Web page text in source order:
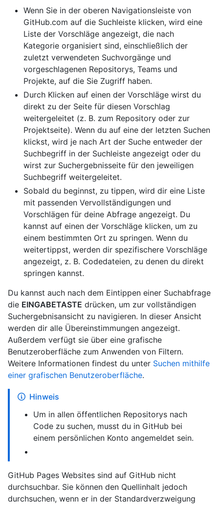
Wenn Sie in der oberen Navigationsleiste von
GitHub.com auf die Suchleiste klicken, wird eine
Liste der Vorschläge angezeigt, die nach
Kategorie organisiert sind, einschließlich der
zuletzt verwendeten Suchvorgänge und
vorgeschlagenen Repositorys, Teams und
Projekte, auf die Sie Zugriff haben.
Durch Klicken auf einen der Vorschläge wirst du
direkt zu der Seite für diesen Vorschlag
weitergeleitet (z. B. zum Repository oder zur
Projektseite). Wenn du auf eine der letzten Suchen
klickst, wird je nach Art der Suche entweder der
Suchbegriff in der Suchleiste angezeigt oder du
wirst zur Suchergebnisseite für den jeweiligen
Suchbegriff weitergeleitet.
Sobald du beginnst, zu tippen, wird dir eine Liste
mit passenden Vervollständigungen und
Vorschlägen für deine Abfrage angezeigt. Du
kannst auf einen der Vorschläge klicken, um zu
einem bestimmten Ort zu springen. Wenn du
weitertippst, werden dir spezifischere Vorschläge
angezeigt, z. B. Codedateien, zu denen du direkt
springen kannst.
Du kannst auch nach dem Eintippen einer Suchabfrage
die EINGABETASTE drücken, um zur vollständigen
Suchergebnisansicht zu navigieren. In dieser Ansicht
werden dir alle Übereinstimmungen angezeigt.
Außerdem verfügt sie über eine grafische
Benutzeroberfläche zum Anwenden von Filtern.
Weitere Informationen findest du unter Suchen mithilfe
einer grafischen Benutzeroberfläche.
Hinweis
Um in allen öffentlichen Repositorys nach
Code zu suchen, musst du in GitHub bei
einem persönlichen Konto angemeldet sein.
GitHub Pages Websites sind auf GitHub nicht
durchsuchbar. Sie können den Quellinhalt jedoch
durchsuchen, wenn er in der Standardverzweigung